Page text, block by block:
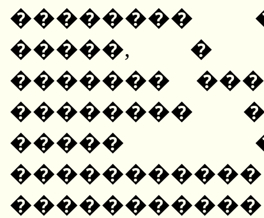
��������
�����, �
�������
��������
�����